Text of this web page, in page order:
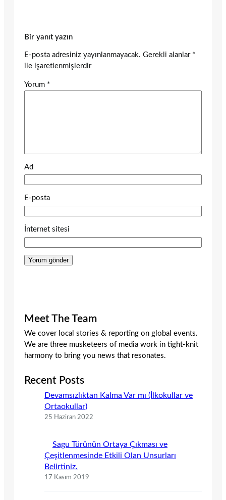
Bir yanıt yazın
E-posta adresiniz yayınlanmayacak. Gerekli alanlar *
ile işaretlenmişlerdir
Yorum *
Ad
E-posta
İnternet sitesi
Meet The Team
We cover local stories & reporting on global events.
We are three musketeers of media work in tight-knit
harmony to bring you news that resonates.
Recent Posts
Devamsızlıktan Kalma Var mı (İlkokullar ve
Ortaokullar)
25 Haziran 2022
Sagu Türünün Ortaya Çıkması ve
Çeşitlenmesinde Etkili Olan Unsurları
Belirtiniz.
17 Kasım 2019